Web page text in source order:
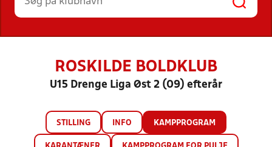
ROSKILDE BOLDKLUB
U15 Drenge Liga Øst 2 (09) efterår
STILLING INFO KAMPPROGRAM